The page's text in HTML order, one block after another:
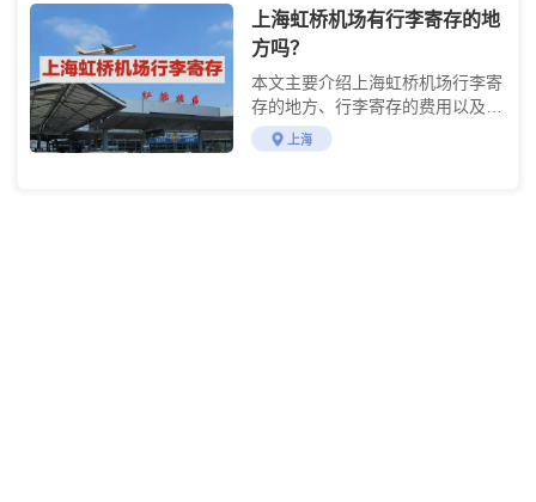
上海虹桥机场有行李寄存的地
方吗？
本文主要介绍上海虹桥机场行李寄
存的地方、行李寄存的费用以及虹
桥机场交通攻略
上海